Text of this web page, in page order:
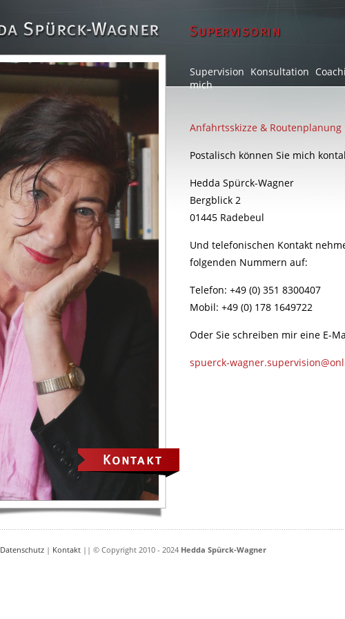
Supervision Konsultation
mich
Anfahrtsskizze & Routenplanung
Postalisch können Sie mich
Hedda Spürck-Wagner
Bergblick 2
01445 Radebeul
Und telefonischen Kontakt
folgenden Nummern auf:
Telefon: +49 (0) 351 8300407
Mobil: +49 (0) 178 1649722
Oder Sie schreiben mir eine E-
spuerck-
Datenschutz | Kontakt || © Copyright 2010 - 2024 Hedda Spürck-Wagner